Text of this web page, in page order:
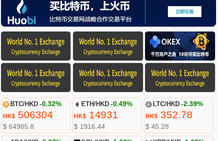
BTC/HKD -0.32%
HK$506304
$ 64985.8
ETH/HKD -0.49%
HK$ 14931
$ 1916.44
LTC/HKD -2.39%
HK$352.78
$ 45.28